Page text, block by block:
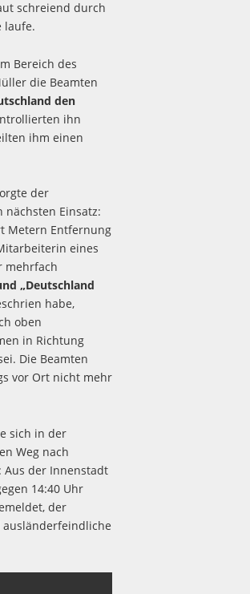
schreiend durch
laufe.
Bereich des
die Beamten
den
ihn
ihm einen
der
Einsatz:
Metern Entfernung
eines
mehrfach
„Deutschland
habe,
oben
in Richtung
Die Beamten
vor Ort nicht mehr
sich in der
Weg nach
Aus der Innenstadt
14:40 Uhr
der